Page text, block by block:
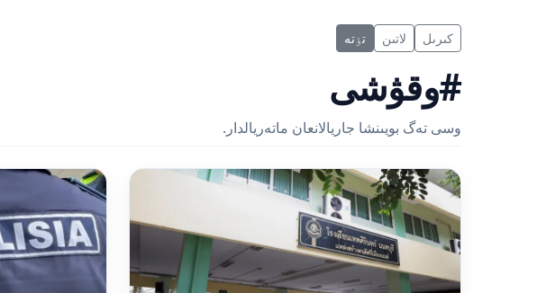
كىرىل لاتىن تٶتە
#وقۋشى
وسى تەگ بويىنشا جاريالانعان ماتەريالدار.